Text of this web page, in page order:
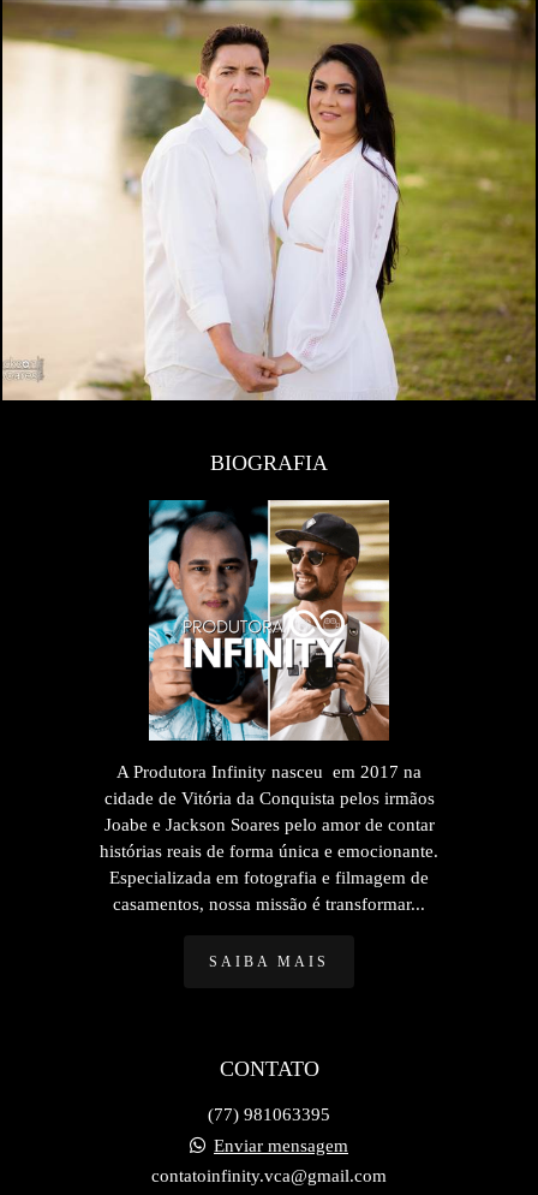
BIOGRAFIA
A Produtora Infinity nasceu em 2017 na
cidade de Vitória da Conquista pelos irmãos
Joabe e Jackson Soares pelo amor de contar
histórias reais de forma única e emocionante.
Especializada em fotografia e filmagem de
casamentos, nossa missão é transformar...
SAIBA MAIS
CONTATO
(77) 981063395
Enviar mensagem
contatoinfinity.vca@gmail.com